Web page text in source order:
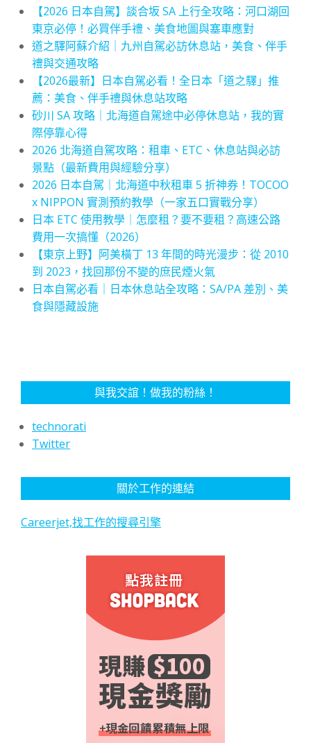
【2026 日本自駕】談合坂 SA 上行全攻略：河口湖回
東京必停！必買伴手禮、美食地圖與塞車應對
道之驛阿蘇介紹｜九州自駕必訪休息站，美食、伴手
禮與交通攻略
【2026最新】日本自駕必看！全日本「道之驛」推
薦：美食、伴手禮與休息站攻略
砂川 SA 攻略｜北海道自駕途中必停休息站，我的實
際停靠心得
2026 北海道自駕攻略：租車、ETC、休息站與必訪
景點（最新費用與經驗分享）
2026 日本自駕｜北海道中秋租車 5 折神券！TOCOO
x NIPPON 實測預約教學（一家五口實戰分享）
日本 ETC 使用教學｜怎麼租？要不要租？高速公路
費用一次搞懂（2026）
【東京上野】阿美橫丁 13 年間的時光漫步：從 2010
到 2023，找回那份不變的庶民煙火氣
日本自駕必看｜日本休息站全攻略：SA/PA 差別、美
食與隱藏設施
與我交誼！做我的粉絲！
technorati
Twitter
關於工作的連結
Careerjet,找工作的搜尋引擎